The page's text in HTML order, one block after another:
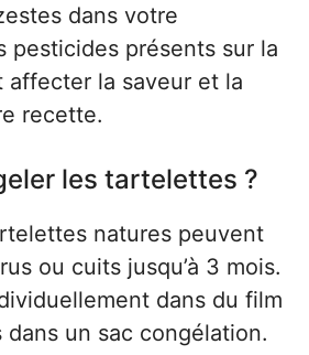
dans votre
pesticides présents sur la
affecter la saveur et la
recette.
les tartelettes ?
natures peuvent
ou cuits jusqu’à 3 mois.
dans du film
dans un sac congélation.